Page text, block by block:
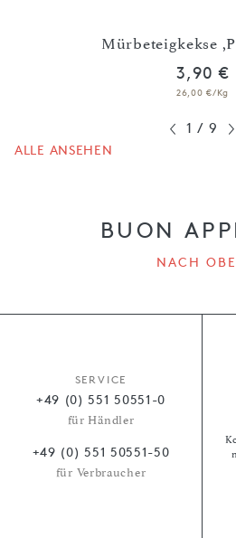
Mürbeteigkekse
3,90 €
26,00 €/Kg
1 / 9
ALLE ANSEHEN
BUON
NACH
SERVICE
+49 (0) 551 50551-0
für Händler
+49 (0) 551 50551-50
für Verbraucher